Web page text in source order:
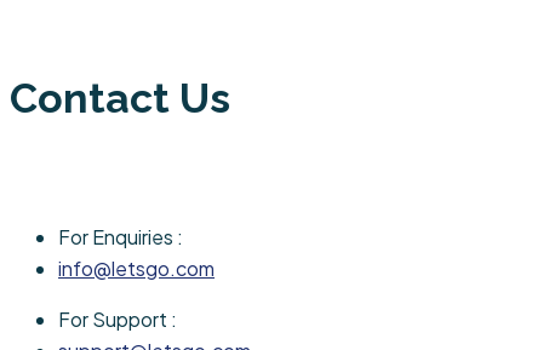
Contact Us
For Enquiries :
info@letsgo.com
For Support :